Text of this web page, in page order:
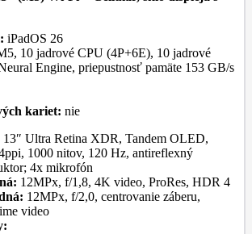
iPadOS 26
10 jadrové CPU (4P+6E), 10 jadrové
Engine, priepustnosť pamäte 153 GB/s
kariet: nie
Ultra Retina XDR, Tandem OLED,
1000 nitov, 120 Hz, antireflexný
4x mikrofón
12MPx, f/1,8, 4K video, ProRes, HDR 4
12MPx, f/2,0, centrovanie záberu,
video